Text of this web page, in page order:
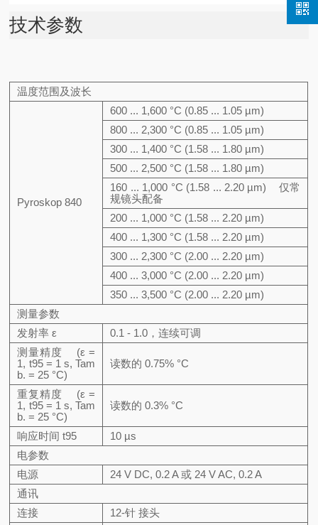
技术参数
温度范围及波长
Pyroskop 840
600 ... 1,600 °C (0.85 ... 1.05 µm)
800 ... 2,300 °C (0.85 ... 1.05 µm)
300 ... 1,400 °C (1.58 ... 1.80 µm)
500 ... 2,500 °C (1.58 ... 1.80 µm)
160 ... 1,000 °C (1.58 ... 2.20 µm) 仅常
规镜头配备
200 ... 1,000 °C (1.58 ... 2.20 µm)
400 ... 1,300 °C (1.58 ... 2.20 µm)
300 ... 2,300 °C (2.00 ... 2.20 µm)
400 ... 3,000 °C (2.00 ... 2.20 µm)
350 ... 3,500 °C (2.00 ... 2.20 µm)
测量参数
发射率 ε
0.1 - 1.0，连续可调
测量精度 (ε =
1, t95 = 1 s, Tam
b. = 25 °C)
读数的 0.75% °C
重复精度 (ε =
1, t95 = 1 s, Tam
b. = 25 °C)
读数的 0.3% °C
响应时间 t95
10 µs
电参数
电源
24 V DC, 0.2 A 或 24 V AC, 0.2 A
通讯
连接
12-针 接头